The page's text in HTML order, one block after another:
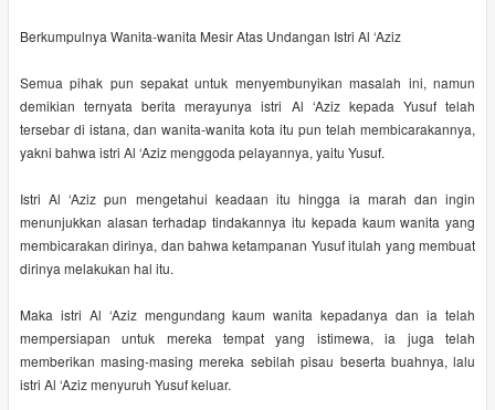
Berkumpulnya Wanita-wanita Mesir Atas Undangan Istri Al ‘Aziz
Semua pihak pun sepakat untuk menyembunyikan masalah ini, namun
demikian ternyata berita merayunya istri Al ‘Aziz kepada Yusuf telah
tersebar di istana, dan wanita-wanita kota itu pun telah membicarakannya,
yakni bahwa istri Al ‘Aziz menggoda pelayannya, yaitu Yusuf.
Istri Al ‘Aziz pun mengetahui keadaan itu hingga ia marah dan ingin
menunjukkan alasan terhadap tindakannya itu kepada kaum wanita yang
membicarakan dirinya, dan bahwa ketampanan Yusuf itulah yang membuat
dirinya melakukan hal itu.
Maka istri Al ‘Aziz mengundang kaum wanita kepadanya dan ia telah
mempersiapan untuk mereka tempat yang istimewa, ia juga telah
memberikan masing-masing mereka sebilah pisau beserta buahnya, lalu
istri Al ‘Aziz menyuruh Yusuf keluar.